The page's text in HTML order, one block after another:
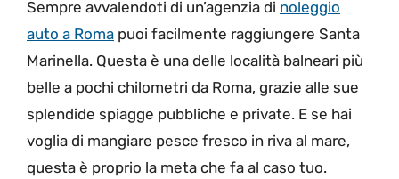
Sempre avvalendoti di un’agenzia di noleggio
auto a Roma puoi facilmente raggiungere Santa
Marinella. Questa è una delle località balneari più
belle a pochi chilometri da Roma, grazie alle sue
splendide spiagge pubbliche e private. E se hai
voglia di mangiare pesce fresco in riva al mare,
questa è proprio la meta che fa al caso tuo.